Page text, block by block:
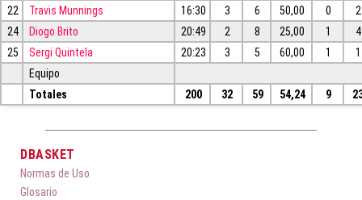
22
Travis Munnings 16:30 3 6 50,00 0
2
24
Diogo Brito 20:49 2 8 25,00 1
4
25
Sergi Quintela 20:23 3 5 60,00 1
1
Equipo
Totales
200 32 59 54,24 9
DBASKET
Normas de Uso
Glosario